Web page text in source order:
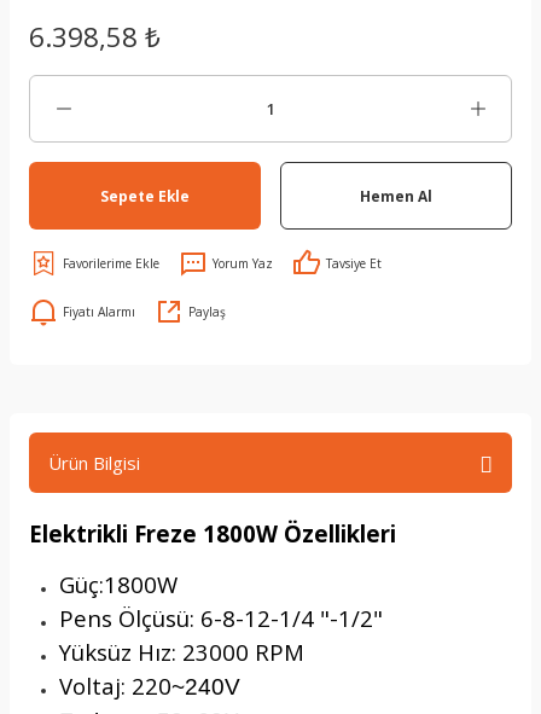
6.398,58 ₺
Sepete Ekle Hemen Al
Yorum Yaz Tavsiye Et
Fiyatı Alarmı Paylaş
Ürün Bilgisi
Elektrikli Freze 1800W Özellikleri
Güç:1800W
Pens Ölçüsü: 6-8-12-1/4 "-1/2"
Yüksüz Hız: 23000 RPM
Voltaj: 220~240V